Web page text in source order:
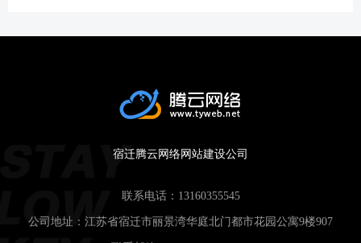
宿迁腾云网络网站建设公司
联系电话： 13160355545
公司地址：江苏省宿迁市丽景湾华庭北门都市花园公寓9楼907